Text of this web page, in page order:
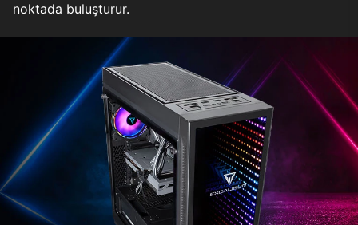
noktada buluşturur.